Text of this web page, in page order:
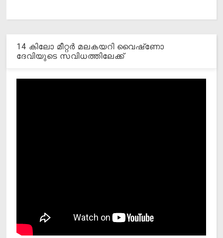
14 കിലോ മീറ്റര്‍ മലകയറി വൈഷ്‌ണോ
ദേവിയുടെ സവിധത്തിലേക്ക്